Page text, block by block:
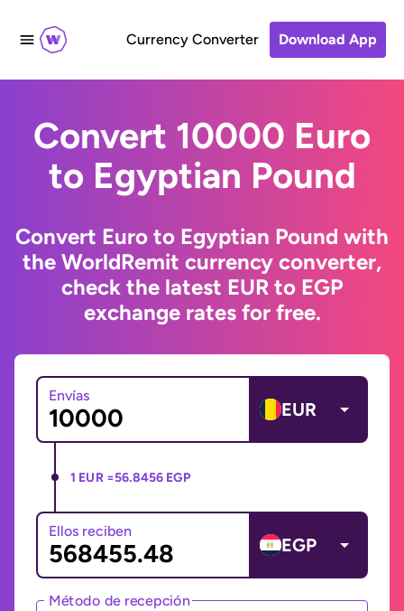
Currency Converter Download App
Convert 10000 Euro
to Egyptian Pound
Convert Euro to Egyptian Pound with
the WorldRemit currency converter,
check the latest EUR to EGP
exchange rates for free.
Envías
EUR
1 EUR =56.8456 EGP
Ellos reciben
EGP
Método de recepción